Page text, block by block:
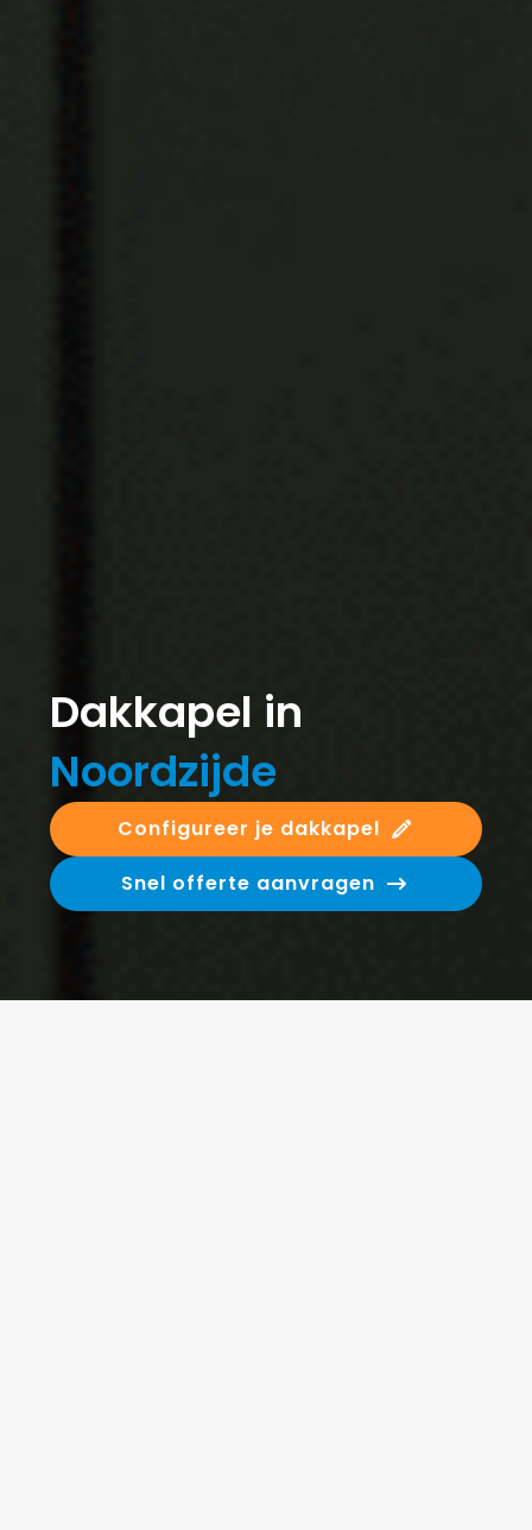
Dakkapel in
Noordzijde
Configureer je dakkapel
Snel offerte aanvragen